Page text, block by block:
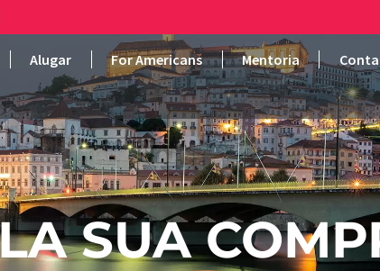
Alugar For Americans Mentoria
SUA